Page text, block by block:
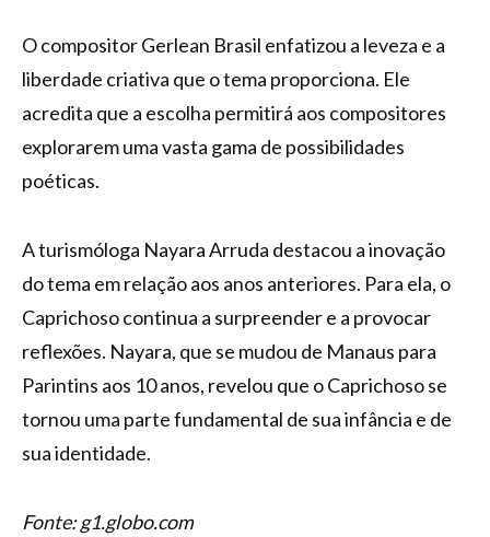
O compositor Gerlean Brasil enfatizou a leveza e a
liberdade criativa que o tema proporciona. Ele
acredita que a escolha permitirá aos compositores
explorarem uma vasta gama de possibilidades
poéticas.
A turismóloga Nayara Arruda destacou a inovação
do tema em relação aos anos anteriores. Para ela, o
Caprichoso continua a surpreender e a provocar
reflexões. Nayara, que se mudou de Manaus para
Parintins aos 10 anos, revelou que o Caprichoso se
tornou uma parte fundamental de sua infância e de
sua identidade.
Fonte: g1.globo.com